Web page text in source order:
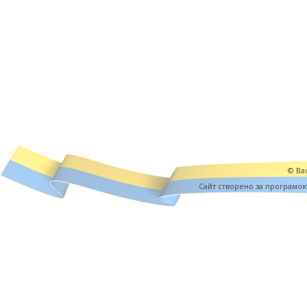
©
Cайт створено за